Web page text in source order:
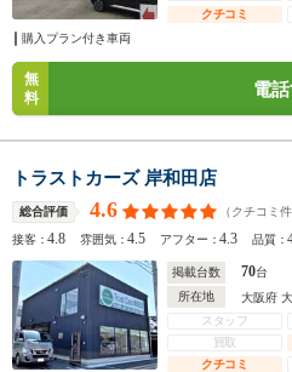
クチコミ
購入プラン付き車両
無
料
電
トラストカーズ 岸和田店
総合評価 4.6 （クチコミ
接客：4.8 雰囲気：4.5 アフター：4.3 品質：
掲載台数 70台
所在地
大阪府
スタッフ
買取
クチコミ